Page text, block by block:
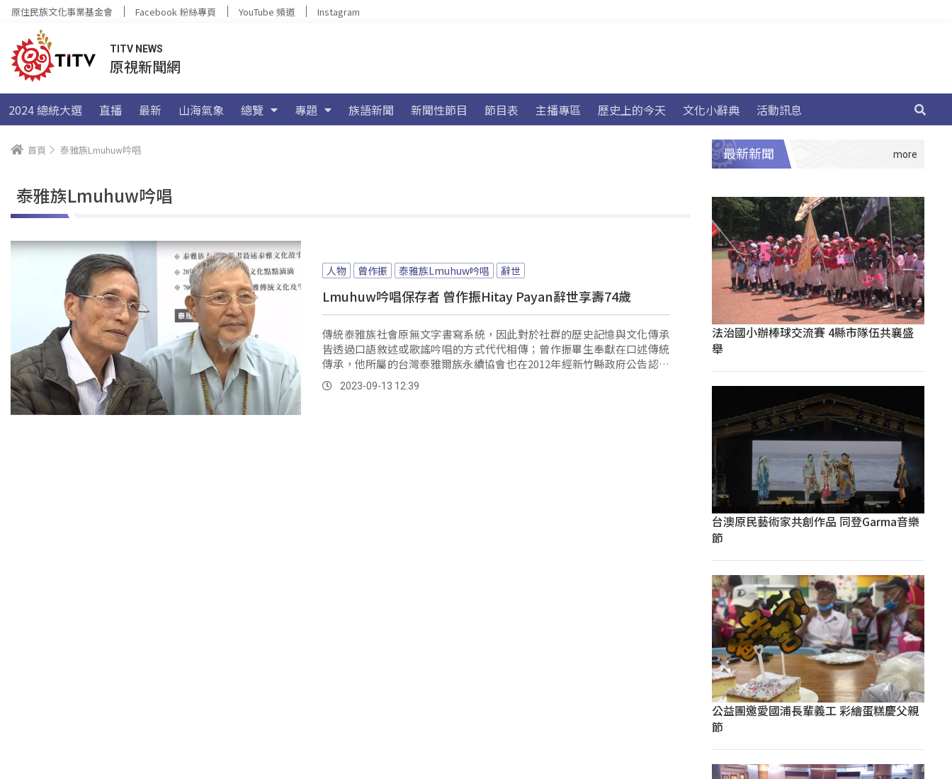
原住民族文化事業基金會 Facebook 粉絲專頁 YouTube 頻道 Instagram
TITV NEWS
原視新聞網
2024 總統大選 直播 最新 山海氣象 總覽 專題 族語新聞 新聞性節目 節目表 主播專區 歷史上的今天 文化小辭典 活動訊息
首頁 泰雅族Lmuhuw吟唱
泰雅族Lmuhuw吟唱
人物 曾作振 泰雅族Lmuhuw吟唱 辭世
Lmuhuw吟唱保存者 曾作振Hitay Payan辭世享壽74歲
傳統泰雅族社會原無文字書寫系統，因此對於社群的歷史記憶與文化傳承
皆透過口語敘述或歌謠吟唱的方式代代相傳；曾作振畢生奉獻在口述傳統
傳承，他所屬的台灣泰雅爾族永續協會也在2012年經新竹縣政府公告認定
為「...。2023-09-13 12:39
最新新聞
法治國小辦棒球交流賽 4縣市隊伍共襄盛
舉
台澳原民藝術家共創作品 同登Garma音樂
節
公益團邀愛國浦長輩義工 彩繪蛋糕慶父親
節